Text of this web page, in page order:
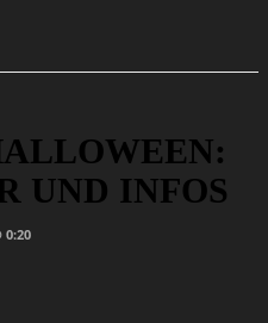
UND INFOS
0:20